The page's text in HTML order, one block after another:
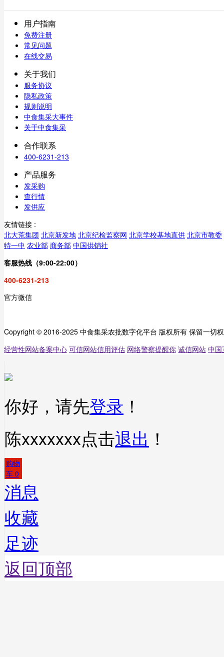
用户指南
免费注册
常见问题
在线交易
关于我们
服务协议
隐私政策
规则说明
中食集采大事件
关于中食集采
合作联系
400-6231-213
产品服务
发采购
查行情
发供应
友情链接 :
北大荒集团 北京新发地 北京纪检监察网 北京学校基地直供 北京市教委
特一中 农业部 商务部 中国供销社
客服热线（9:00-22:00）
400-6231-213
官方微信
Copyright © 2016-2025 中食集采农批数字化平台 版权所有 保留一切
经营性网站备案中心 可信网站信用评估 网络警察提醒你 诚信网站 中国
你好，请先登录 ！
陈xxxxxxx点击退出 ！
购物
车 0
消息
收藏
足迹
返回顶部